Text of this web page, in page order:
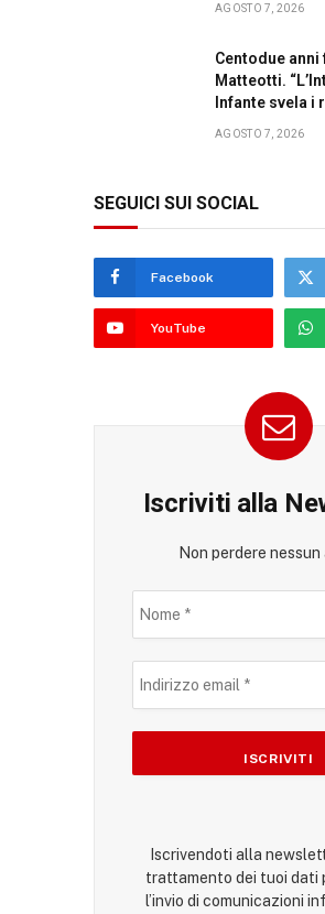
AGOSTO 7, 2026
Centodue
Matteotti.
Infante svela i
AGOSTO 7, 2026
SEGUICI SUI SOCIAL
Facebook
YouTube
Iscriviti alla
Non perdere
Iscrivendoti alla
trattamento dei tuoi dati
l’invio di comunicazioni